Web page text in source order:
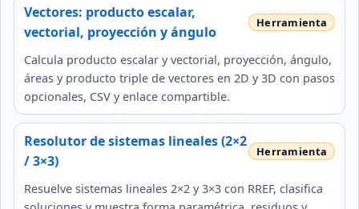
Vectores: producto escalar,
vectorial, proyección y ángulo
Calcula producto escalar y vectorial, proyección, ángulo,
áreas y producto triple de vectores en 2D y 3D con pasos
opcionales, CSV y enlace compartible.
Resolutor de sistemas lineales (2×2
/ 3×3)
Resuelve sistemas lineales 2×2 y 3×3 con RREF, clasifica